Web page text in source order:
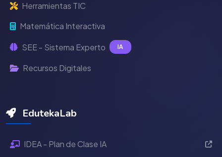
Herramientas TIC
Matemática Interactiva
SEE - Sistema Experto IA
Recursos Digitales
EdutekaLab
IDEA - Plan de Clase IA